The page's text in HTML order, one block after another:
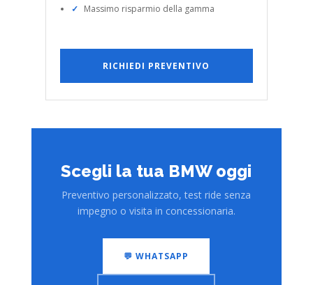
Massimo risparmio della gamma
RICHIEDI PREVENTIVO
Scegli la tua BMW oggi
Preventivo personalizzato, test ride senza
impegno o visita in concessionaria.
💬 WHATSAPP